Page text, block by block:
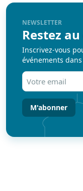
NEWSLETTER
Restez
Inscrivez-vous
événements
Votre
email
(Nécessaire)